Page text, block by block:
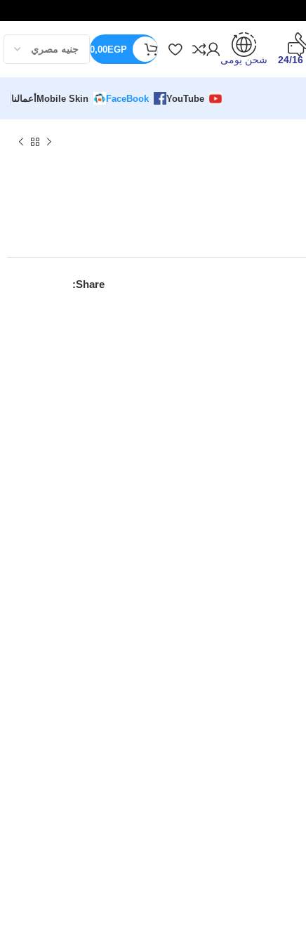
شحن يومى
0,00EGP
YouTube
FaceBook
Mobile Skinأعمالنا
Share: